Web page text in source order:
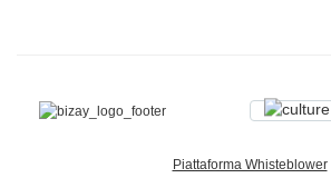
Piattaforma Whisteblower